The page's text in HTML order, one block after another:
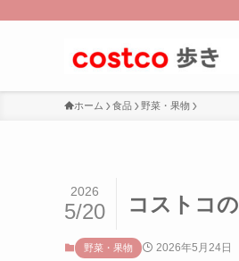
ホーム 食品 野菜・果物
コストコ
2026
5/20
野菜・果物 2026年5月24日